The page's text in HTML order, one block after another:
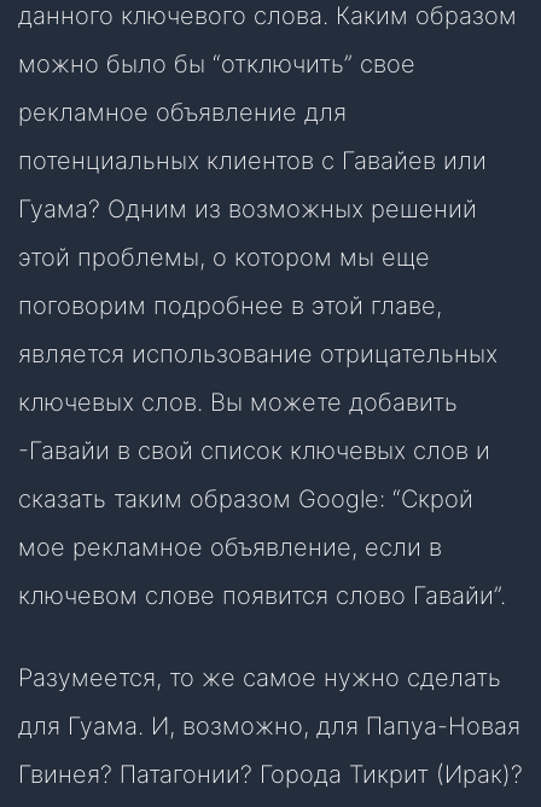
данного ключевого слова. Каким образом
можно было бы “отключить” свое
рекламное объявление для
потенциальных клиентов с Гавайев или
Гуама? Одним из возможных решений
этой проблемы, о котором мы еще
поговорим подробнее в этой главе,
является использование отрицательных
ключевых слов. Вы можете добавить
-Гавайи в свой список ключевых слов и
сказать таким образом Google: “Скрой
мое рекламное объявление, если в
ключевом слове появится слово Гавайи”.
Разумеется, то же самое нужно сделать
для Гуама. И, возможно, для Папуа-Новая
Гвинея? Патагонии? Города Тикрит (Ирак)?